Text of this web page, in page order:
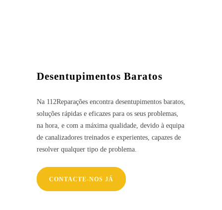
Desentupimentos Baratos
Na 112Reparações encontra desentupimentos baratos,
soluções rápidas e eficazes para os seus problemas,
na hora, e com a máxima qualidade, devido à equipa
de canalizadores treinados e experientes, capazes de
resolver qualquer tipo de problema.
CONTACTE-NOS JÁ